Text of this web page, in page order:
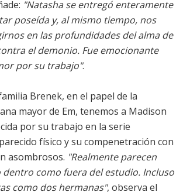
"Natasha se entregó enteramente
poseída y, al mismo tiempo, nos
en las profundidades del alma de
el demonio. Fue emocionante
por su trabajo".
Brenek, en el papel de la
mayor de Em, tenemos a Madison
por su trabajo en la serie
físico y su compenetración con
asombrosos. "Realmente parecen
como fuera del estudio. Incluso
como dos hermanas", observa el